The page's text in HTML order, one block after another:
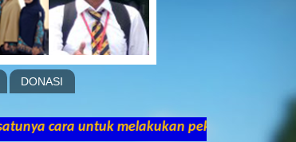
DONASI
cara untuk melakukan pekerjaan yang